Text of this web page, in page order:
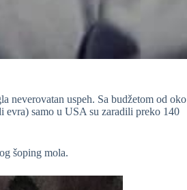
neverovatan uspeh. Sa budžetom od oko
evra) samo u USA su zaradili preko 140
šoping mola.